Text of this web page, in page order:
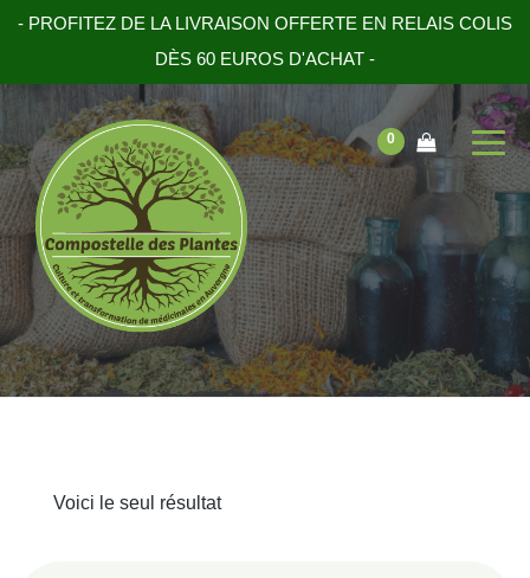
- PROFITEZ DE LA LIVRAISON OFFERTE EN RELAIS COLIS
DÈS 60 EUROS D'ACHAT -
0
Voici le seul résultat